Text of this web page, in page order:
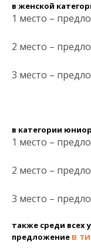
в женской
1 место –
2 место –
3 место –
в категории
1 место –
2 место –
3 место –
также среди всех
предложение в